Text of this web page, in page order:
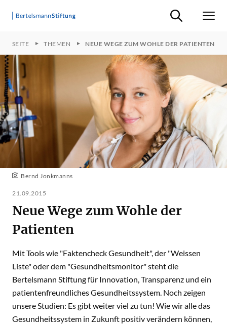
Suche ein-/
THEMEN NEUE WEGE ZUM WOHLE DER PATIENTEN
Bernd Jonkmanns
21.09.2015
Neue Wege zum Wohle der
Patienten
Mit Tools wie "Faktencheck Gesundheit", der "Weissen
Liste" oder dem "Gesundheitsmonitor" steht die
Bertelsmann Stiftung für Innovation, Transparenz und ein
patientenfreundliches Gesundheitssystem. Noch zeigen
unsere Studien: Es gibt weiter viel zu tun! Wie wir alle das
Gesundheitssystem in Zukunft positiv verändern können,